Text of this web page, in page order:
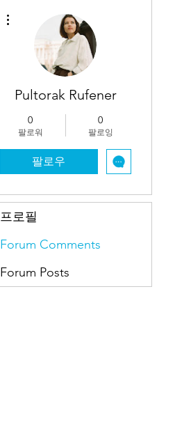
Pultorak Rufener
0
팔로워
0
팔로잉
팔로우
프로필
Forum Comments
Forum Posts